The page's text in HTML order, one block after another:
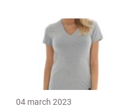
04 march 2023